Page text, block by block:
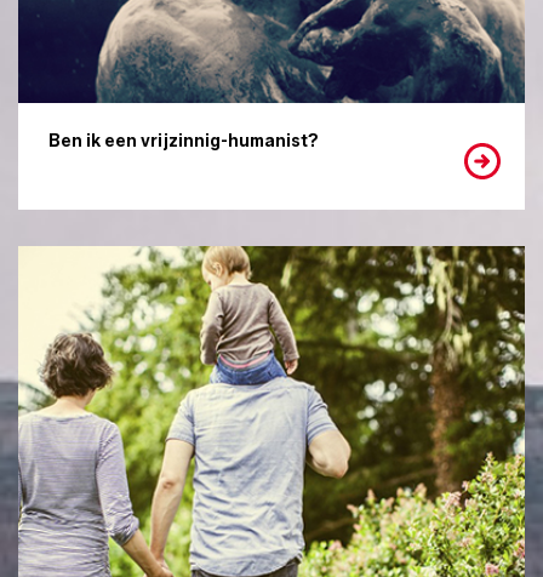
Ben ik een vrijzinnig-humanist?